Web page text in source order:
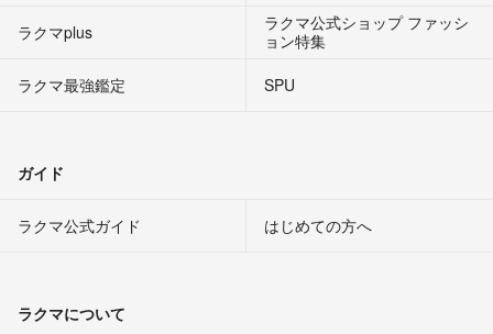
ラクマplus
ラクマ公式ショップ ファッシ
ョン特集
ラクマ最強鑑定
SPU
ガイド
ラクマ公式ガイド はじめての方へ
ラクマについて